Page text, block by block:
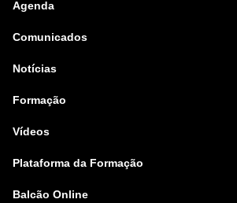
Agenda
Comunicados
Notícias
Formação
Vídeos
Plataforma da Formação
Balcão Online